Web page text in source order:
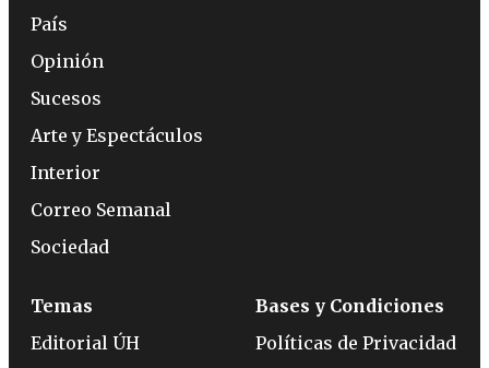
País
Opinión
Sucesos
Arte y Espectáculos
Interior
Correo Semanal
Sociedad
Temas
Editorial ÚH
Bases y Condiciones
Políticas de Privacidad